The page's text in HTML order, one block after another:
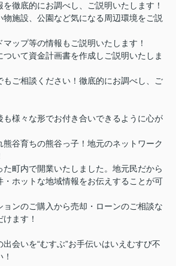
徹底的にお調べし、ご説明いたします！
物施設、公園など気になる周辺環境をご説
マップ等の情報もご説明いたします！
ついて資金計画書を作成しご説明いたしま
もご相談ください！徹底的にお調べし、ご
様々な形でお付き合いできるように心が
熊谷育ちの熊谷っ子！地元のネットワーク
た町内で開業いたしました。地元民だから
・ホットな地域情報をお伝えすることが可
ョンのご購入から売却・ローンのご相談な
ます！
会いを“むすぶ”お手伝いはいえむすび不